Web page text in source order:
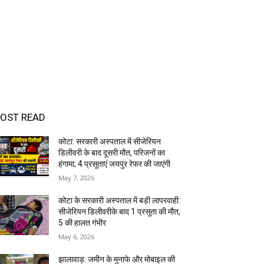
READ
कोटा: सरकारी अस्पताल में सीजेरियन
डिलीवरी के बाद दूसरी मौत, परिजनों का
हंगामा; 4 प्रसूताएं जयपुर रेफर की जाएंगी
May 7, 2026
कोटा के सरकारी अस्पताल में बड़ी लापरवाही:
सीजेरियन डिलीवरीके बाद 1 प्रसूता की मौत,
5 की हालत गंभीर
May 6, 2026
झालावाड़: जमीन के मुनाफे और मोबाइल की